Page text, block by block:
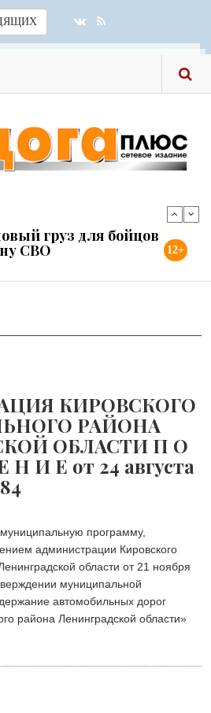
груз для бойцов
СВО
района готовы к
правда о 500
в Кировский район
туристский слёт
сборной
серебряным ...
город чище, а
12+
КИРОВСКОГО
РАЙОНА
ОБЛАСТИ П О
И Е от 24 августа
программу,
администрации Кировского
области от 21 ноября
муниципальной
автомобильных дорог
района Ленинградской области»